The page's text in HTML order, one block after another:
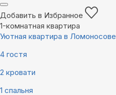
Добавить в Избранное
1-комнатная квартира
Уютная квартира в Ломоносове
4 гостя
2 кровати
1 спальня